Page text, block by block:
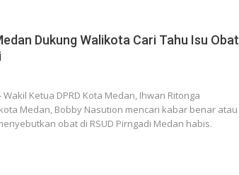
Dukung Walikota Cari Tahu Isu Obat
Wakil Ketua DPRD Kota Medan, Ihwan Ritonga
Medan, Bobby Nasution mencari kabar benar atau
obat di RSUD Pirngadi Medan habis.